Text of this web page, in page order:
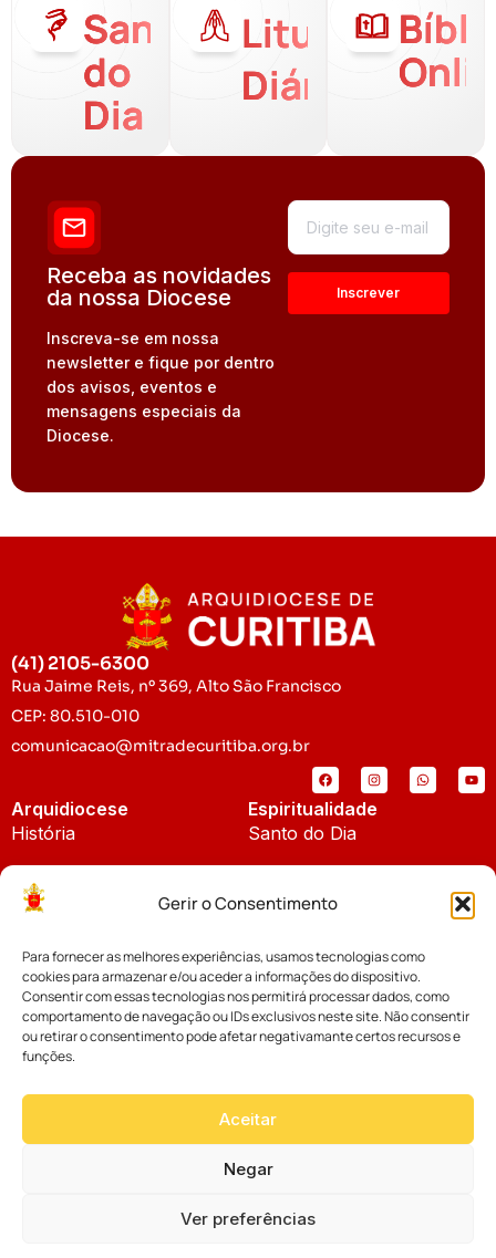
Gerir o Consentimento
Para fornecer as melhores experiências, usamos tecnologias como
cookies para armazenar e/ou aceder a informações do dispositivo.
Consentir com essas tecnologias nos permitirá processar dados, como
comportamento de navegação ou IDs exclusivos neste site. Não consentir
ou retirar o consentimento pode afetar negativamante certos recursos e
funções.
Aceitar
Negar
Ver preferências
Santo
do
Dia
Liturgia
Diária
Receba as novidades
da nossa Diocese
Inscreva-se em nossa
newsletter e fique por dentro
dos avisos, eventos e
mensagens especiais da
Diocese.
(41) 2105-6300
Rua Jaime Reis, nº 369, Alto São Francisco
CEP: 80.510-010
comunicacao@mitradecuritiba.org.br
Arquidiocese
História
Padroeira
Espiritualidade
Santo do Dia
Notícias
Notícias da Arquidiocese
Notícias Cáritas
Palavra dos Bispos
Cúria Diocesana
Fundo Diocesano
Vicariatos da Educação
Eventos